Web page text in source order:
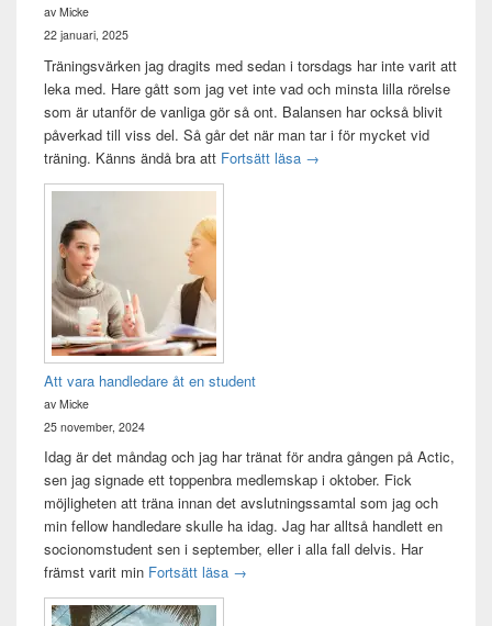
av Micke
22 januari, 2025
Träningsvärken jag dragits med sedan i torsdags har inte varit att
leka med. Hare gått som jag vet inte vad och minsta lilla rörelse
som är utanför de vanliga gör så ont. Balansen har också blivit
påverkad till viss del. Så går det när man tar i för mycket vid
träning. Känns ändå bra att Fortsätt läsa Träningsvärken från helvetet
→
Att vara handledare åt en student
av Micke
25 november, 2024
Idag är det måndag och jag har tränat för andra gången på Actic,
sen jag signade ett toppenbra medlemskap i oktober. Fick
möjligheten att träna innan det avslutningssamtal som jag och
min fellow handledare skulle ha idag. Jag har alltså handlett en
socionomstudent sen i september, eller i alla fall delvis. Har
främst varit min Fortsätt läsa Att vara handledare åt en student
→